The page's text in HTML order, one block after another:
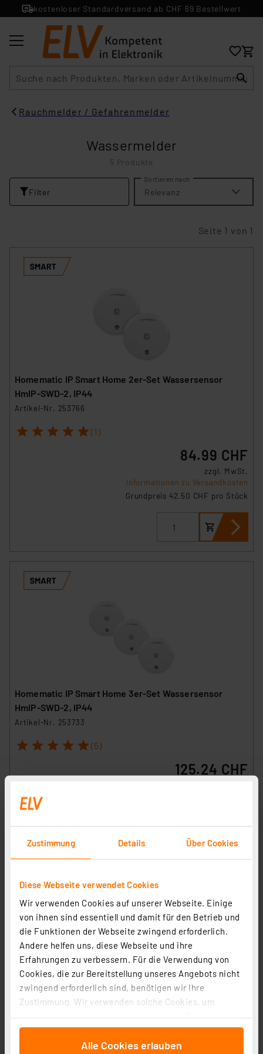
Zustimmung Details Über Cookies
Diese Webseite verwendet Cookies
Wir verwenden Cookies auf unserer Webseite. Einige
von ihnen sind essentiell und damit für den Betrieb und
die Funktionen der Webseite zwingend erforderlich.
Andere helfen uns, diese Webseite und ihre
Erfahrungen zu verbessern. Für die Verwendung von
Cookies, die zur Bereitstellung unseres Angebots nicht
zwingend erforderlich sind, benötigen wir Ihre
Zustimmung. Wir verwenden solche Cookies, um
für soziale Medien anbieten zu können und die Zugriffe
auf unsere Website zu analysieren. Außerdem geben
Alle Cookies erlauben
kostenloser Standardversand ab CHF 69 Bestellwert
Rauchmelder / Gefahrenmelder
Wassermelder
5 Produkte
Filter
Sortieren nach
Relevanz
Seite 1 von 1
Homematic IP Smart Home 2er-Set Wassersensor
HmIP-SWD-2, IP44
Artikel-Nr. 253766
1 2 3 4 5 (1)
84.99 CHF
zzgl. MwSt.
Informationen zu Versandkosten
Grundpreis 42.50 CHF pro Stück
Homematic IP Smart Home 3er-Set Wassersensor
HmIP-SWD-2, IP44
Artikel-Nr. 253733
1 2 3 4 5 (5)
125.24 CHF
Homematic IP Smart Home Wassersensor, HmIP-SWD-2
44.59 CHF